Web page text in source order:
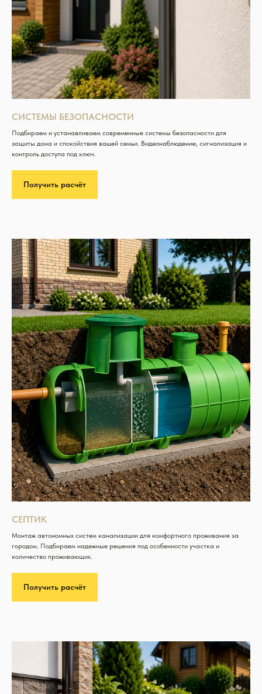
СИСТЕМЫ БЕЗОПАСНОСТИ
Подбираем и устанавливаем современные системы безопасности для
защиты дома и спокойствия вашей семьи. Видеонаблюдение, сигнализация и
контроль доступа под ключ.
Получить расчёт
СЕПТИК
Монтаж автономных систем канализации для комфортного проживания за
городом. Подбираем надежные решения под особенности участка и
количество проживающих.
Получить расчёт